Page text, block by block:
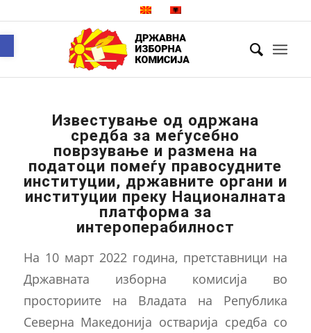
Известување од одржана
средба за меѓусебно
поврзување и размена на
податоци помеѓу правосудните
институции, државните органи и
институции преку Националната
платформа за
интероперабилност
На 10 март 2022 година, претставници на
Државната изборна комисија во
просториите на Владата на Република
Северна Македонија остварија средба со
Open toolbar